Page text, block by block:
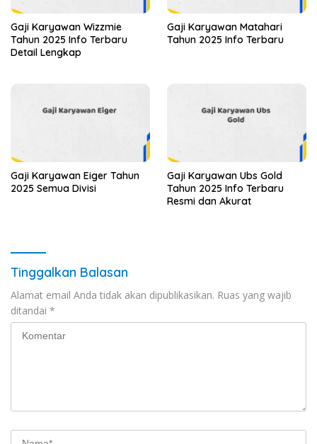
Gaji Karyawan Wizzmie
Tahun 2025 Info Terbaru
Detail Lengkap
Gaji Karyawan Matahari
Tahun 2025 Info Terbaru
Gaji Karyawan Eiger Tahun
2025 Semua Divisi
Gaji Karyawan Ubs Gold
Tahun 2025 Info Terbaru
Resmi dan Akurat
Tinggalkan Balasan
Alamat email Anda tidak akan dipublikasikan. Ruas yang wajib
ditandai *